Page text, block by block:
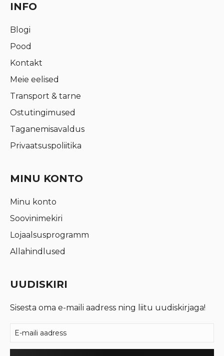
INFO
Blogi
Pood
Kontakt
Meie eelised
Transport & tarne
Ostutingimused
Taganemisavaldus
Privaatsuspoliitika
MINU KONTO
Minu konto
Soovinimekiri
Lojaalsusprogramm
Allahindlused
UUDISKIRI
Sisesta oma e-maili aadress ning liitu uudiskirjaga!